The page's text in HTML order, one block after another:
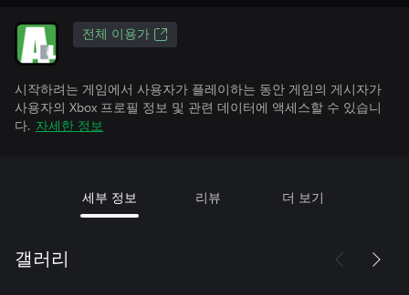
전체 이용가
시작하려는 게임에서 사용자가 플레이하는 동안 게임의 게시자가
사용자의 Xbox 프로필 정보 및 관련 데이터에 액세스할 수 있습니
다. 자세한 정보
세부 정보 리뷰 더 보기
갤러리